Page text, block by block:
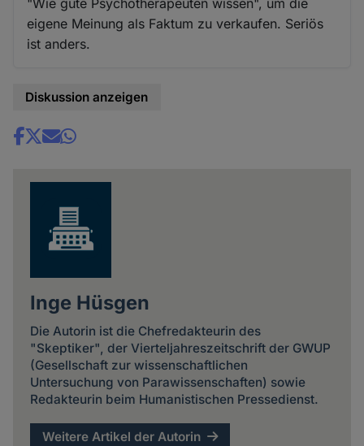
"Wie gute Psychotherapeuten wissen", um die
eigene Meinung als Faktum zu verkaufen. Seriös
ist anders.
Diskussion anzeigen
Share
Inge Hüsgen
Die Autorin ist die Chefredakteurin des
"Skeptiker", der Vierteljahreszeitschrift der GWUP
(Gesellschaft zur wissenschaftlichen
Untersuchung von Parawissenschaften) sowie
Redakteurin beim Humanistischen Pressedienst.
Weitere Artikel der Autorin